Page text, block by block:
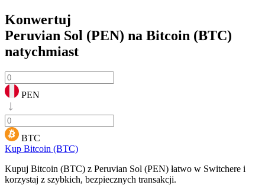
Konwertuj
Peruvian Sol (PEN) na Bitcoin (BTC)
natychmiast
PEN
BTC
Kup Bitcoin (BTC)
Kupuj Bitcoin (BTC) z Peruvian Sol (PEN) łatwo w Switchere i
korzystaj z szybkich, bezpiecznych transakcji.